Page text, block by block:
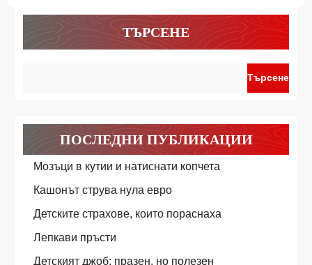
ТЪРСЕНЕ
Търсене
ПОСЛЕДНИ ПУБЛИКАЦИИ
Мозъци в кутии и натиснати копчета
Кашонът струва нула евро
Детските страхове, които пораснаха
Лепкави пръсти
Детският джоб: празен, но полезен